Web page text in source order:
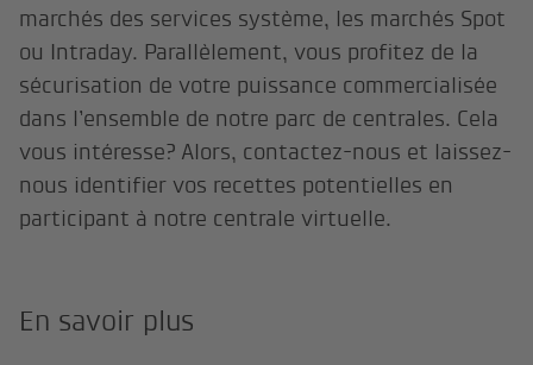
marchés des services système, les marchés Spot
ou Intraday. Parallèlement, vous profitez de la
sécurisation de votre puissance commercialisée
dans l’ensemble de notre parc de centrales. Cela
vous intéresse? Alors, contactez-nous et laissez-
nous identifier vos recettes potentielles en
participant à notre centrale virtuelle.
En savoir plus